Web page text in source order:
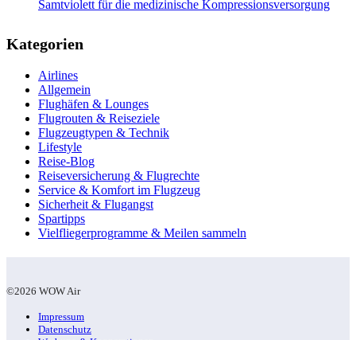
Samtviolett für die medizinische Kompressionsversorgung
Kategorien
Airlines
Allgemein
Flughäfen & Lounges
Flugrouten & Reiseziele
Flugzeugtypen & Technik
Lifestyle
Reise-Blog
Reiseversicherung & Flugrechte
Service & Komfort im Flugzeug
Sicherheit & Flugangst
Spartipps
Vielfliegerprogramme & Meilen sammeln
©2026 WOW Air
Impressum
Datenschutz